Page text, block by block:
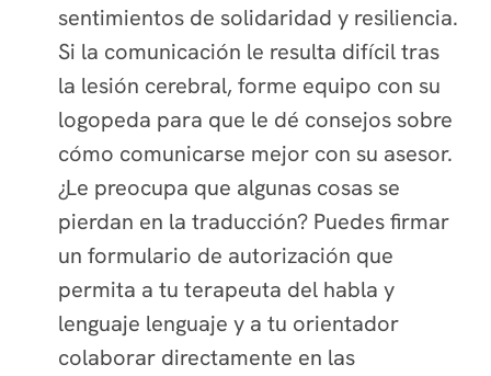
sentimientos de solidaridad y resiliencia.
Si la comunicación le resulta difícil tras
la lesión cerebral, forme equipo con su
logopeda para que le dé consejos sobre
cómo comunicarse mejor con su asesor.
¿Le preocupa que algunas cosas se
pierdan en la traducción? Puedes firmar
un formulario de autorización que
permita a tu terapeuta del habla y
lenguaje lenguaje y a tu orientador
colaborar directamente en las